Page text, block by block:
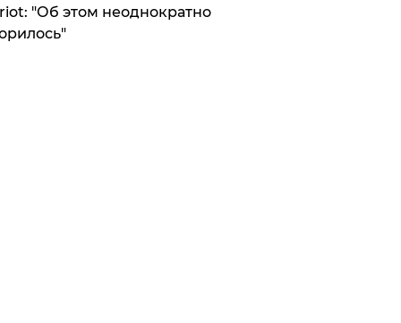
"Об этом неоднократно